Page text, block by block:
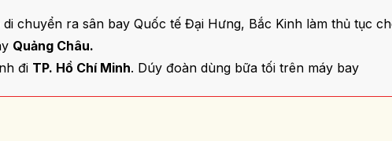
chuyển ra sân bay Quốc tế Đại Hưng, Bắc Kinh làm thủ tục
Quảng Châu.
đi TP. Hồ Chí Minh. Dúy đoàn dùng bữa tối trên máy bay